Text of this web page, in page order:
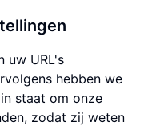
uw URL's
hebben we
staat om onze
zodat zij weten